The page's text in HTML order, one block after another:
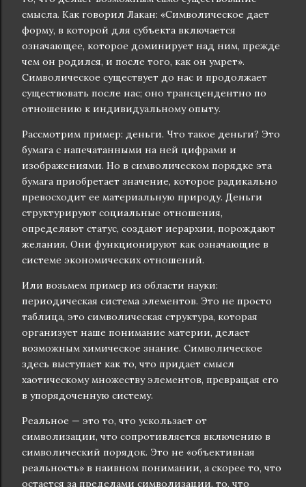
смысла. Как говорил Лакан: «Символическое дает
форму, в которой для субъекта включается
означающее, которое доминирует над ним, прежде
чем он родился, и после того, как он умрет».
Символическое существует до нас и продолжает
существовать после нас; оно трансцендентно по
отношению к индивидуальному опыту.
Рассмотрим пример: деньги. Что такое деньги? Это
бумага с напечатанными на ней цифрами и
изображениями. Но в символическом порядке эта
бумага приобретает значение, которое радикально
превосходит ее материальную природу. Деньги
структурируют социальные отношения,
определяют статус, создают иерархии, порождают
желания. Они функционируют как означающие в
системе экономических отношений.
Или возьмем пример из области науки:
периодическая система элементов. Это не просто
таблица, это символическая структура, которая
организует наше понимание материи, делает
возможным химическое знание. Символическое
здесь выступает как то, что придает смысл
хаотическому множеству элементов, превращая его
в упорядоченную систему.
Реальное — это то, что ускользает от
символизации, что сопротивляется включению в
символический порядок. Это не «объективная
реальность» в наивном понимании, а скорее то, что
остается за пределами символизации, то, что